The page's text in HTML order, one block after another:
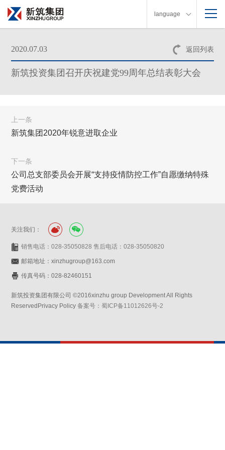
language
返回列表
2020.07.03
新筑投资集团召开庆祝建党99周年总结表彰大会
上一条
新筑集团2020年锐意进取企业
下一条
公司总支部委员会开展“支持疫情防控工作”自愿缴纳特殊
党费活动
关注我们：
销售电话：028-35050828 售后电话：028-35050820
邮箱地址：xinzhugroup@163.com
传真号码：028-82460151
新筑投资集团有限公司 ©2016xinzhu group Development All Rights
ReservedPrivacy Policy备案号：蜀ICP备11012626号-2